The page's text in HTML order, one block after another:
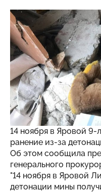
14 ноября в Яровой 9-
ранение из-за
Об этом сообщила
генерального
"14 ноября в Яровой
детонации мины